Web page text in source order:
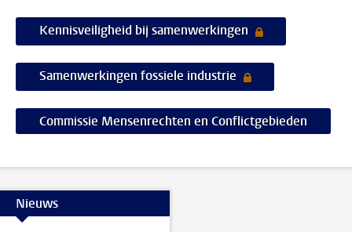
Kennisveiligheid bij samenwerkingen
Samenwerkingen fossiele industrie
Commissie Mensenrechten en Conflictgebieden
Nieuws